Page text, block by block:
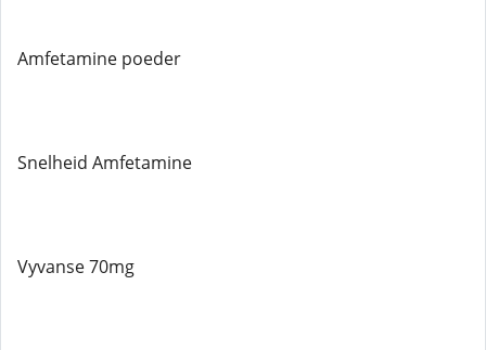
Amfetamine poeder
Snelheid Amfetamine
Vyvanse 70mg